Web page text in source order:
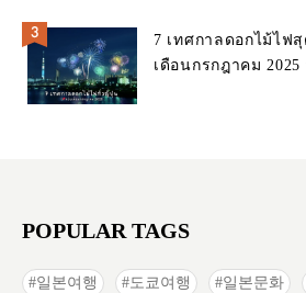
7 เทศกาลดอกไม้ไฟ
เดือนกรกฎาคม
POPULAR TAGS
일본여행 도쿄여행 일본문화